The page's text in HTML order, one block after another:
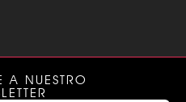
A NUESTRO